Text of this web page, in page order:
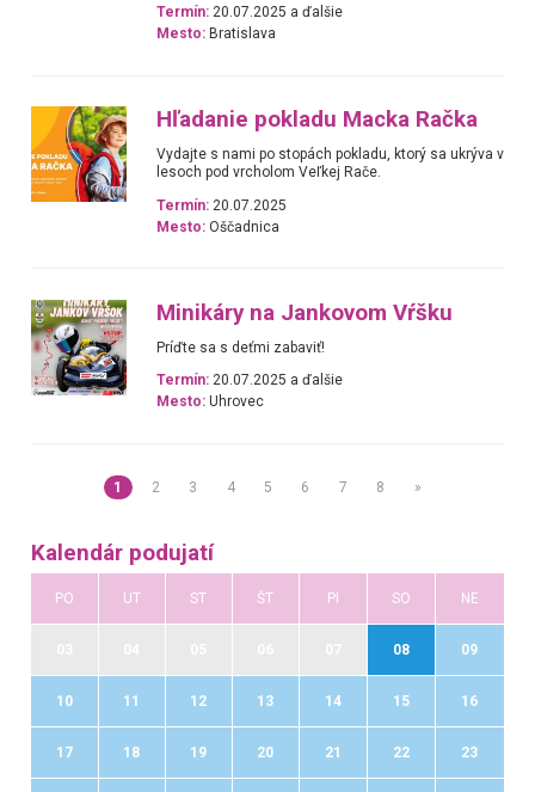
Termín: 20.07.2025 a ďalšie
Mesto: Bratislava
Hľadanie pokladu Macka Račka
Vydajte s nami po stopách pokladu, ktorý sa ukrýva v
lesoch pod vrcholom Veľkej Rače.
Termín: 20.07.2025
Mesto: Oščadnica
Minikáry na Jankovom Vŕšku
Príďte sa s deťmi zabaviť!
Termín: 20.07.2025 a ďalšie
Mesto: Uhrovec
1 2 3 4 5 6 7 8 »
Kalendár podujatí
PO UT ST ŠT PI SO NE
08 09
10 11 12 13 14 15 16
17 18 19 20 21 22 23